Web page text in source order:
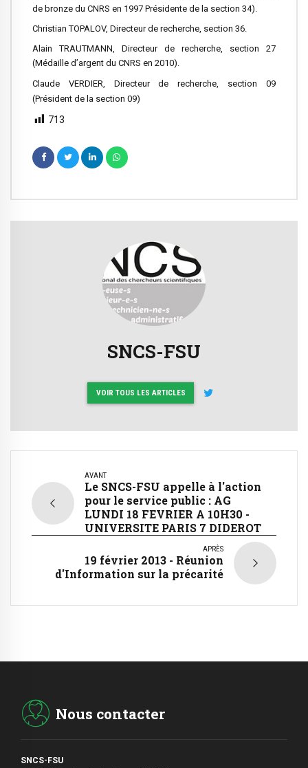
de bronze du CNRS en 1997 Présidente de la section 34).
Christian TOPALOV, Directeur de recherche, section 36.
Alain TRAUTMANN, Directeur de recherche, section 27
(Médaille d’argent du CNRS en 2010).
Claude VERDIER, Directeur de recherche, section 09
(Président de la section 09)
713
SNCS-FSU
VOIR TOUS LES ARTICLES
AVANT
Le SNCS-FSU appelle à l'action
pour le service public : AG
LUNDI 18 FEVRIER A 10H30 -
UNIVERSITE PARIS 7 DIDEROT
APRÈS
19 février 2013 - Réunion
d'Information sur la précarité
Nous contacter
SNCS-FSU